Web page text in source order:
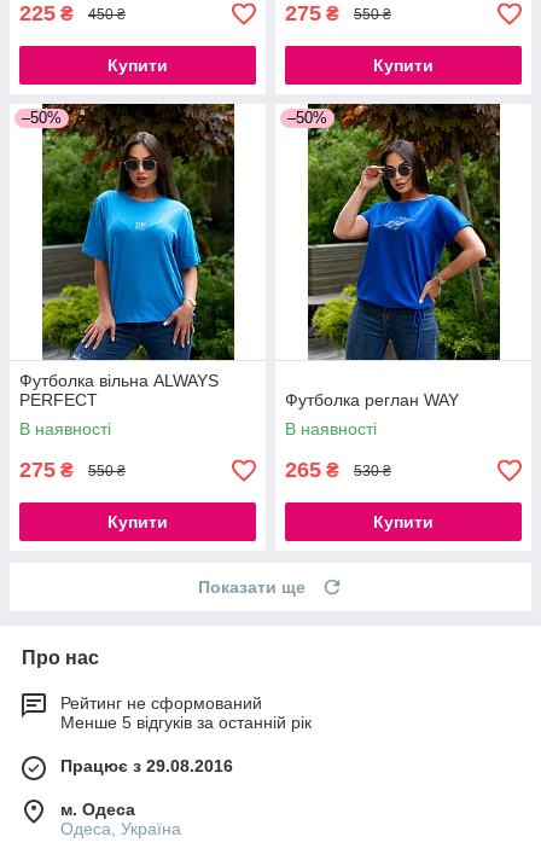
225 ₴ 450 ₴
Купити
275 ₴ 550 ₴
Купити
–50%
Футболка вільна ALWAYS
PERFECT
В наявності
275 ₴ 550 ₴
Купити
–50%
Футболка реглан WAY
В наявності
265 ₴ 530 ₴
Купити
Показати ще
Про нас
Рейтинг не сформований
Менше 5 відгуків за останній рік
Працює з 29.08.2016
м. Одеса
Одеса, Україна